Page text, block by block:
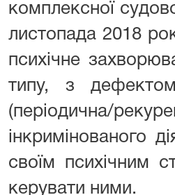
комплексної
листопада 2018
психічне
типу, з дефектом
(періодична/
інкримінованого
своїм психічним
керувати ними.